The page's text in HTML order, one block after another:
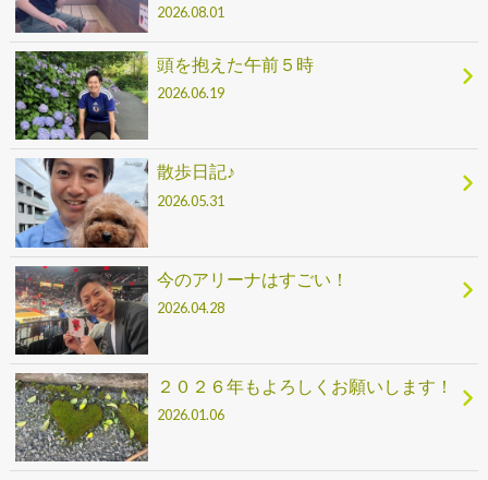
2026.08.01
頭を抱えた午前５時
2026.06.19
散歩日記♪
2026.05.31
今のアリーナはすごい！
2026.04.28
２０２６年もよろしくお願いします！
2026.01.06